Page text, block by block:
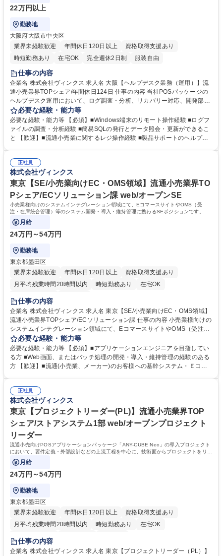
22万円以上
勤務地
大阪府大阪市中央区
業界未経験歓迎
年間休日120日以上
資格取得支援あり
時短勤務あり
在宅OK 完全週休2日制 服装自由
仕事の内容
企業名 株式会社ヴィンクス 求人名 大阪【ヘルプデスク業務（運用）】流
通小売業界TOPシェア/年間休日124日 仕事の内容 当社POSパッケージの
ヘルプデスク運用において、ログ調査・分析、リカバリー対応、開発部隊
への調査依頼、月次報告などを担当するポジションです。一次対応では解
決が難しい技術的な問い合わせに対し、 原因調査や復旧対応を行います。
■POS端末のログ調査・分析、リカバリー対応 ■開発部隊への調査依頼 ■
問い合わせ内容のトレンド分析および月次報告の実施 ■軽微な運用・保守
調整 ■新店設置後のPOS動作確認 募集職種 大阪【ヘルプデスク業務（運
用）】流通小売業界TOPシェア/年間休日124日
必要な経験・能力等
必要な経験・能力等 【必須】■Windows端末のリモート操作経験 ■ログフ
ァイルの調査・分析経験 ■簡易SQLの発行とデータ照会・更新ができるこ
と 【歓迎】■流通小売業に関するレジ操作経験 ■製品サポートのヘルプデ
績、業務知識の面で圧倒的な強みを保持しています。昨今は先進技術を用
いて人手不足などの社会課題解決、消費者の利便性向上に挑みます。 学
歴・資格 学歴：大学院 大学 高専 短大 専修学校 高校 語学力： 資格：
正社員
株式会社ヴィンクス
東京【SE/小売業向けEC・OMS領域】流通小売業界TO
Pシェア/ECソリューション課 web/オープンSE
小売業様向けのシステムインテグレーション領域にて、EコマースサイトやOMS（受
注・在庫統合管理）等のシステム開発・導入・維持管理に携わるSEポジションです。
月給
24万円～54万円
勤務地
東京都墨田区
業界未経験歓迎
年間休日120日以上
資格取得支援あり
月平均残業時間20時間以内
時短勤務あり
在宅OK
完全週休2日制
仕事の内容
企業名 株式会社ヴィンクス 求人名 東京【SE/小売業向けEC・OMS領域】
流通小売業界TOPシェア/ECソリューション課 仕事の内容 小売業様向けの
システムインテグレーション領域にて、EコマースサイトやOMS（受注・
在庫統合管理）等のシステム開発・導入・維持管理に携わるSEポジショ
ンです。 プロジェクトの一員として、PG～設計・テストまで幅広く担当
します。 ■小売業様向けのシステムインテグレーション、Ｅコマースサイ
ト、OMS（受注・在庫統合管理）等のシステム開発・導入・維持管理 ■プ
界TOPシェア/ECソリューション課
必要な経験・能力等
必要な経験・能力等 【必須】■アプリケーションエンジニアを目指してい
る方 ■Web画面、またはバッチ処理の開発・導入・維持管理の経験のある
方 【歓迎】■流通(小売業、メーカー)のお客様への基幹システム・Ｅコマ
情報システム会社として創業し、流通小売業との長年の関係性と実績、業
務知識の面で圧倒的な強みがあります。先進技術を用いて人手不足などの
社会課題解決、消費者の利便性向上に挑みます。 学歴・資格 学歴：大学
院 大学 高専 短大 専修学校 高校 語学力： 資格：基本情報技術者
正社員
株式会社ヴィンクス
東京【プロジェクトリーダー(PL)】流通小売業界TOP
シェア/ストアシステム1部 web/オープンプロジェクト
リーダー
流通小売向けPOSアプリケーションパッケージ「ANY-CUBE Neo」の導入プロジェクト
において、要件定義・外部設計などの上流工程を中心に、技術面からプロジェクトをリー
ドいただくポジションです。
月給
24万円～54万円
勤務地
東京都墨田区
業界未経験歓迎
年間休日120日以上
資格取得支援あり
月平均残業時間20時間以内
時短勤務あり
在宅OK
完全週休2日制
仕事の内容
企業名 株式会社ヴィンクス 求人名 東京【プロジェクトリーダー（PL）】